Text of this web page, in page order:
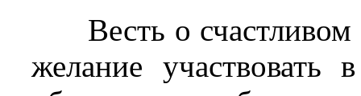
Весть о
желание участвовать